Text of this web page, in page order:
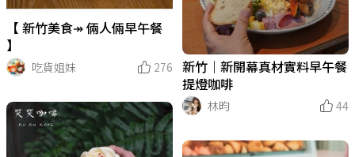
【 新竹美食↠ 倆人倆早午餐
】
吃貨姐妹
276
新竹｜新開幕真材實料早午餐
提燈咖啡
林昀
44